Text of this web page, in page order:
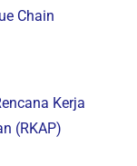
Chain
Kerja
(RKAP)